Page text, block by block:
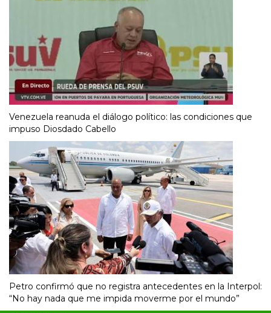
Venezuela reanuda el diálogo político: las condiciones que
impuso Diosdado Cabello
Petro confirmó que no registra antecedentes en la Interpol:
“No hay nada que me impida moverme por el mundo”